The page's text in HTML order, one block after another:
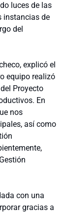
luces de las
instancias de
del
explicó el
equipo realizó
Proyecto
En
nos
así como
con una
gracias a